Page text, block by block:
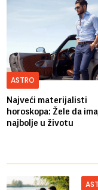
ASTRO
Najveći materijalisti
horoskopa: Žele da
najbolje u životu